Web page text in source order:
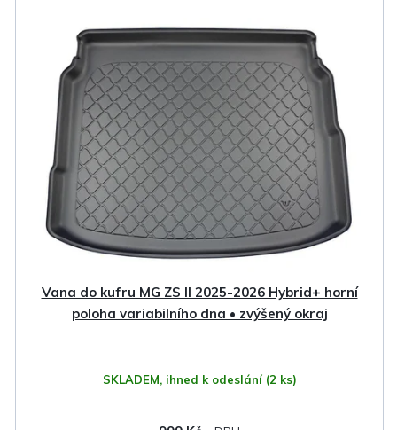
Vana do kufru MG ZS II 2025-2026 Hybrid+ horní
poloha variabilního dna • zvýšený okraj
SKLADEM, ihned k odeslání (2 ks)